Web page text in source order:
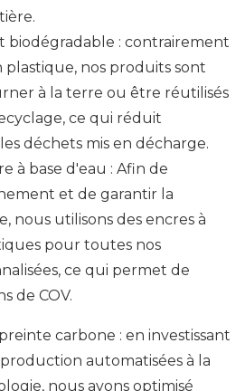
biodégradable : contrairement
plastique, nos produits sont
à la terre ou être réutilisés
ce qui réduit
déchets mis en décharge.
à base d'eau : Afin de
et de garantir la
nous utilisons des encres à
pour toutes nos
ce qui permet de
de COV.
carbone : en investissant
automatisées à la
nous avons optimisé